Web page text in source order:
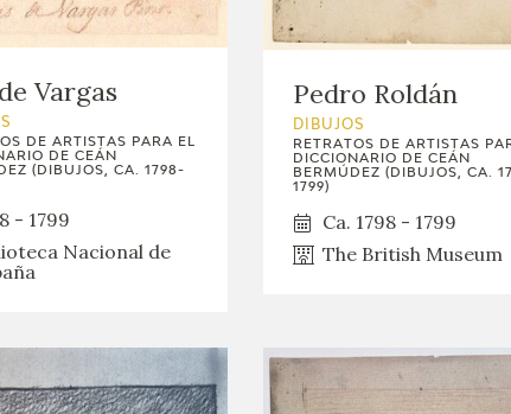
Vargas
DE ARTISTAS PARA EL
DE CEÁN
(DIBUJOS, CA. 1798-
- 1799
Nacional de
Pedro Roldán
DIBUJOS
RETRATOS DE ARTISTAS
DICCIONARIO DE CEÁN
BERMÚDEZ (DIBUJOS, CA.
1799)
Ca. 1798 - 1799
The British Museum